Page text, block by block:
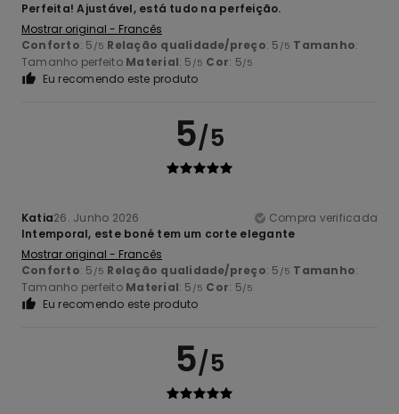
Perfeita! Ajustável, está tudo na perfeição.
Mostrar original - Francês
Conforto: 5 /5 Relação qualidade/preço: 5 /5 Tamanho:
Tamanho perfeito Material: 5 /5 Cor: 5/5
Eu recomendo este produto
5/5
Katia26. Junho 2026
Compra verificada
Intemporal, este boné tem um corte elegante
Mostrar original - Francês
Conforto: 5 /5 Relação qualidade/preço: 5 /5 Tamanho:
Tamanho perfeito Material: 5 /5 Cor: 5/5
Eu recomendo este produto
5/5